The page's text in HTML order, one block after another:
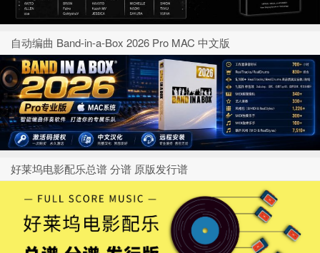
自动编曲 Band-in-a-Box 2026 Pro MAC 中文版
好莱坞电影配乐总谱 分谱 原版发行谱